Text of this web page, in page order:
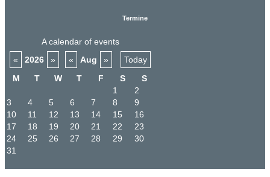
Termine
A calendar of events
«
2026 » « Aug »
Today
M
T W T F S
S
1
2
3
4 5 6 7 8
9
10
11 12 13 14 15
16
17
18 19 20 21 22
23
24
25 26 27 28 29
30
31